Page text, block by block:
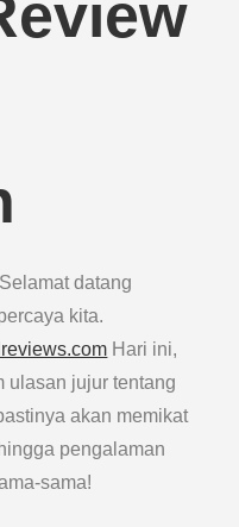
datang
kita.
Hari ini,
ulasan jujur tentang
akan memikat
pengalaman
sama!